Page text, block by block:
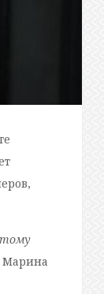
Марина